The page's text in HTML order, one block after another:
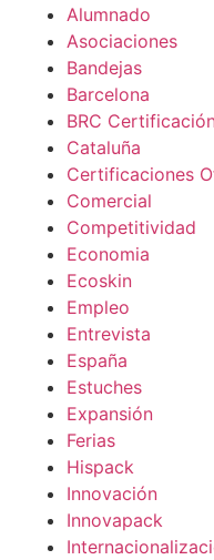
Alumnado
Asociaciones
Bandejas
Barcelona
BRC
Cataluña
Certificaciones
Comercial
Competitividad
Economia
Ecoskin
Empleo
Entrevista
España
Estuches
Expansión
Ferias
Hispack
Innovación
Innovapack